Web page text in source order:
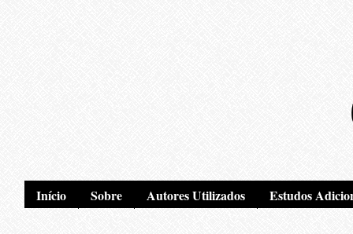
Início Sobre Autores Utilizados Estudos